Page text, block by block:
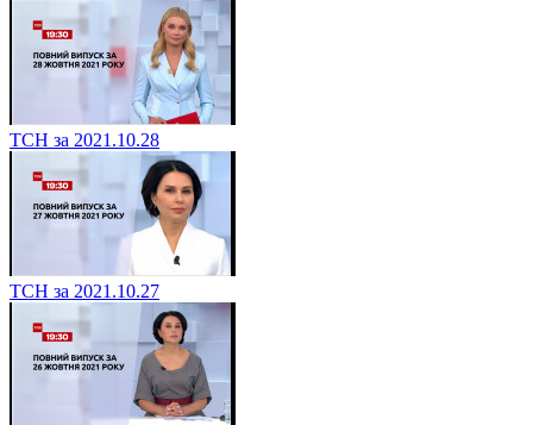
ТСН за 2021.10.28
ТСН за 2021.10.27